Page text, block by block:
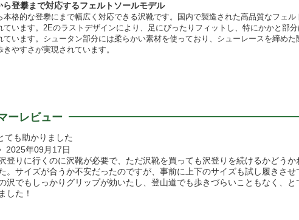
ら登攀まで対応するフェルトソールモデル
本格的な登攀にまで幅広く対応できる沢靴です。国内で製造された高品質なフェ
ています。2Eのラストデザインにより、足にぴったりフィットし、特にかかと部
ています。シュータン部分には柔らかい素材を使っており、シューレースを締め
きやすさが実現されています。
ーレビュー
ても助かりました
2025年09月17日
登りに行くのに沢靴が必要で、ただ沢靴を買っても沢登りを続けるかどう
。サイズが合うか不安だったのですが、事前に上下のサイズも試し履きさ
沢でもしっかりグリップが効いたし、登山道でも歩きづらいこともなく、と
した！